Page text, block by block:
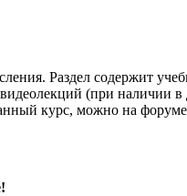
Раздел содержит
(при наличии
курс, можно на